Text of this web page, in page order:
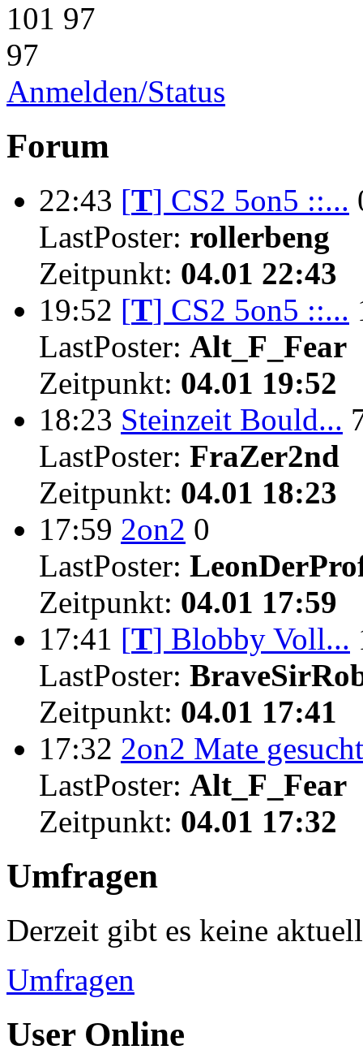
101 97
97
Anmelden/Status
Forum
22:43 [T] CS2 5on5 ::...
LastPoster: rollerbeng
Zeitpunkt: 04.01 22:43
19:52 [T] CS2 5on5 ::...
LastPoster: Alt_F_Fear
Zeitpunkt: 04.01 19:52
18:23 Steinzeit Bould...
LastPoster: FraZer2nd
Zeitpunkt: 04.01 18:23
17:59 2on2 0
LastPoster:
Zeitpunkt: 04.01 17:59
17:41 [T] Blobby Voll...
LastPoster:
Zeitpunkt: 04.01 17:41
17:32 2on2 Mate gesucht
LastPoster: Alt_F_Fear
Zeitpunkt: 04.01 17:32
Umfragen
Derzeit gibt es keine
Umfragen
User Online